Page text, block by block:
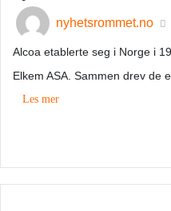
nyhetsrommet.no
Alcoa etablerte seg i Norge i
Elkem ASA. Sammen drev de
Les mer